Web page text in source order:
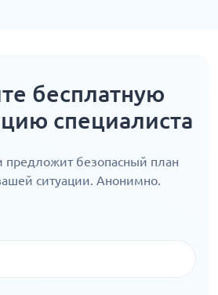
бесплатную
специалиста
предложит безопасный план
ситуации. Анонимно.